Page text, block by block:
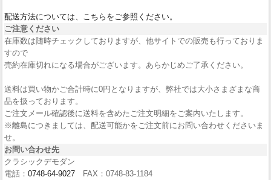
配送方法については、こちらをご参照ください。
ご注意ください
在庫数は随時チェックしておりますが、他サイトでの販売も行っておりま
すので
売約在庫切れになる場合がございます。あらかじめご了承ください。
送料は買い物かご合計時に0円となりますが、弊社では大小さまざまな商
品を扱っております。
ご注文メール確認後に送料を含めたご注文明細をご案内いたします。
※離島につきましては、配送可能かをご注文前にお問い合わせくださいま
せ。
お問い合わせ先
クラシックデモダン
電話： 0748-64-9027 FAX：0748-83-1184